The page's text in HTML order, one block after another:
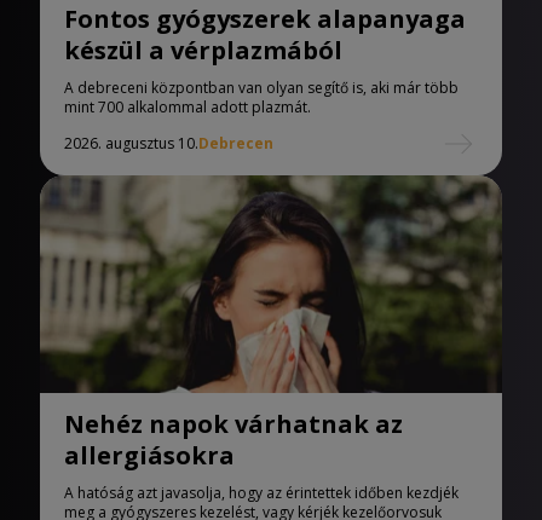
Fontos gyógyszerek alapanyaga
készül a vérplazmából
A debreceni központban van olyan segítő is, aki már több
mint 700 alkalommal adott plazmát.
2026. augusztus 10.Debrecen
Nehéz napok várhatnak az
allergiásokra
A hatóság azt javasolja, hogy az érintettek időben kezdjék
meg a gyógyszeres kezelést, vagy kérjék kezelőorvosuk